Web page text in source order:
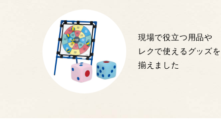
現場で役立つ用品や
レクで使えるグッズを
揃えました